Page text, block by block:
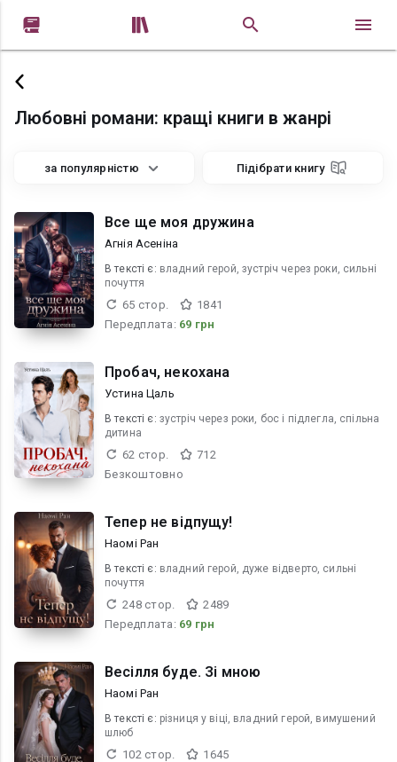
 
Любовні романи: кращі книги в жанрі
за популярністю Підібрати книгу
Все ще моя дружина
Агнія Асеніна
В текcті є: владний герой, зустріч через роки, сильні
почуття
65 стор.
1841
Передплата: 69 грн
Пробач, некохана
Устина Цаль
В текcті є: зустріч через роки, бос і підлегла, спільна
дитина
62 стор.
712
Безкоштовно
Тепер не відпущу!
Наомі Ран
В текcті є: владний герой, дуже відверто, сильні
почуття
248 стор.
2489
Передплата: 69 грн
Весілля буде. Зі мною
Наомі Ран
В текcті є: різниця у віці, владний герой, вимушений
шлюб
102 стор.
1645